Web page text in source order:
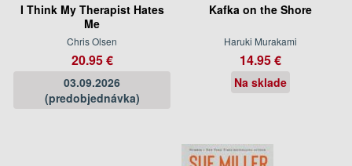
I Think My Therapist Hates
Me
Chris Olsen
20.95 €
03.09.2026
(predobjednávka)
Kafka on the Shore
Haruki Murakami
14.95 €
Na sklade